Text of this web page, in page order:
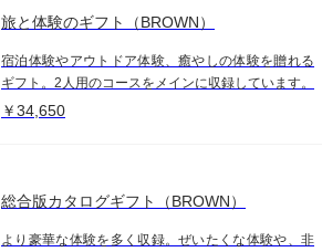
旅と体験のギフト（BROWN）
宿泊体験やアウトドア体験、癒やしの体験を贈れる
ギフト。2人用のコースをメインに収録しています。
￥34,650
総合版カタログギフト（BROWN）
より豪華な体験を多く収録。ぜいたくな体験や、非